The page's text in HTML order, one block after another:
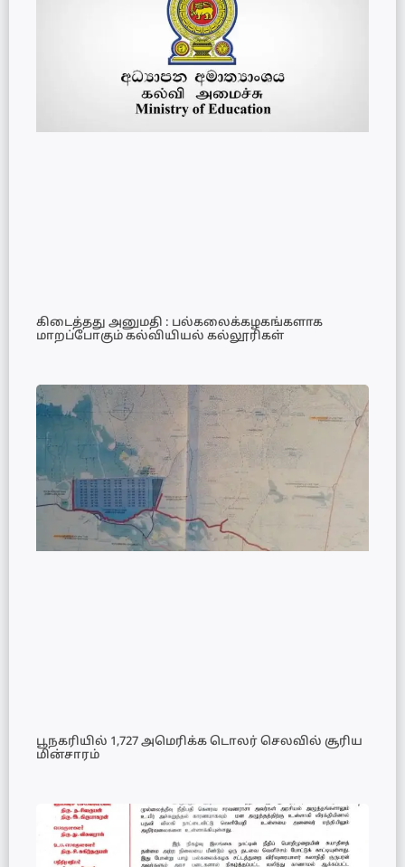
கிடைத்தது அனுமதி : பல்கலைக்கழகங்களாக
மாறப்போகும் கல்வியியல் கல்லூரிகள்
பூநகரியில் 1,727 அமெரிக்க டொலர் செலவில் சூரிய
மின்சாரம்